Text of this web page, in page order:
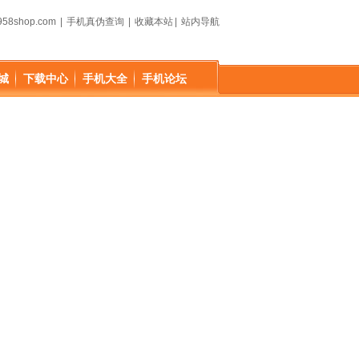
手机真伪查询 收藏本站 站内导航
下载中心 手机大全 手机论坛